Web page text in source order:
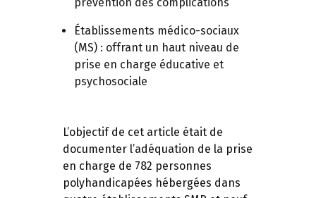
Établissements médico-sociaux
(MS) : offrant un haut niveau de
prise en charge éducative et
psychosociale
L’objectif de cet article était de
documenter l’adéquation de la prise
en charge de 782 personnes
polyhandicapées hébergées dans